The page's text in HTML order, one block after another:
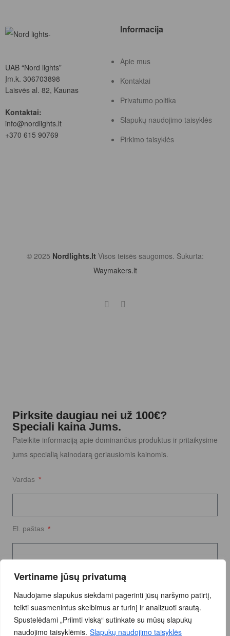
Vertiname jūsų privatumą
Naudojame slapukus siekdami pagerinti jūsų naršymo patirtį,
teikti suasmenintus skelbimus ar turinį ir analizuoti srautą.
Spustelėdami „Priimti viską“ sutinkate su mūsų slapukų
naudojimo taisyklėmis. Slapukų naudojimo taisyklės
UAB “Nord lights”
Įm.k. 306703898
Laisvės al. 82, Kaunas
Kontaktai:
info@nordlights.lt
+370 615 90769
Informacija
Apie mus
Kontaktai
Privatumo poltika
Slapukų naudojimo taisyklės
Pirkimo taisyklės
© 2025 Nordlights.lt Visos teisės saugomos. Sukurta:
Waymakers.lt
Pirksite daugiau nei už 100€?
Speciali kaina Jums.
Pateikite informaciją apie dominančius produktus ir pritaikysime
jums specialią kainodarą geriausiomis kainomis.
Vardas
El. paštas
Užklausos tekstas